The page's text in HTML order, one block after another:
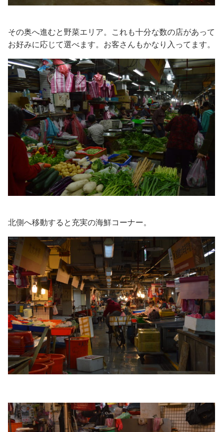
その奥へ進むと野菜エリア。これも十分な数の店があって
お好みに応じて選べます。お客さんもかなり入ってます。
北側へ移動すると充実の海鮮コーナー。